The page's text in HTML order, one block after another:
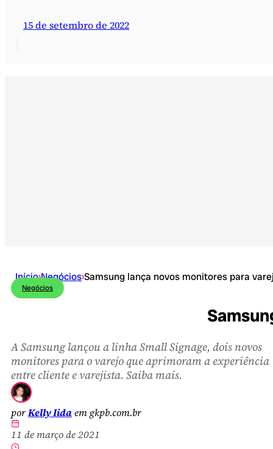
15 de setembro de 2022
Início›Negócios›Samsung lança novos monitores para
Negócios
A Samsung lançou a linha Small Signage, dois novos
monitores para o varejo que aprimoram a experiência
entre cliente e varejista. Saiba mais.
porKelly Iidaem gkpb.com.br
11 de março de 2021